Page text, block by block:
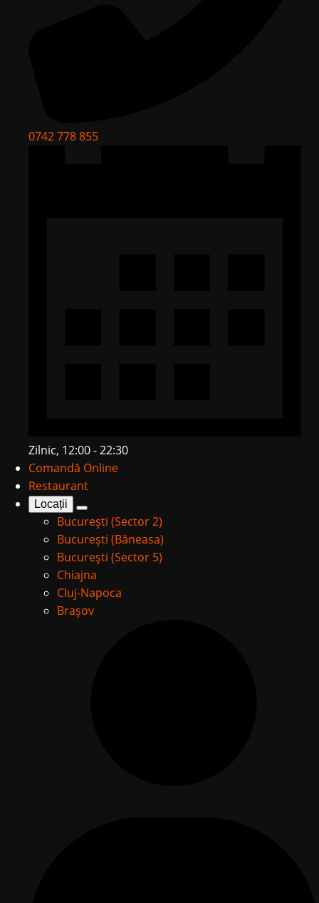
0742 778 855
Zilnic, 12:00 - 22:30
Comandă Online
Restaurant
Locații
București (Sector 2)
București (Băneasa)
București (Sector 5)
Chiajna
Cluj-Napoca
Brașov